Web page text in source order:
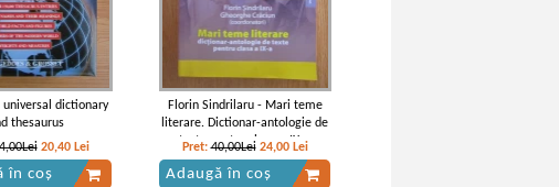
dictionary
thesaurus
20,40 Lei
în coș
Florin Sindrilaru - Mari teme
literare. Dictionar-antologie de
texte pentru clasa a IX-a
Pret:40,00Lei 24,00 Lei
Adaugă în coș